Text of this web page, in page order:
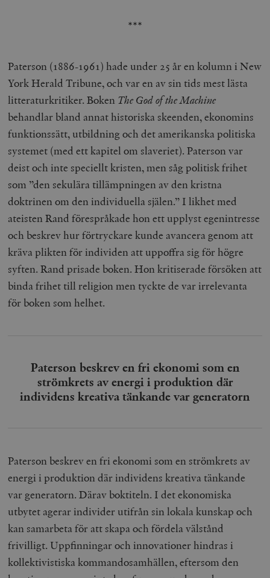
***
Paterson (1886-1961) hade under 25 år en kolumn i New
York Herald Tribune, och var en av sin tids mest lästa
litteraturkritiker. Boken The God of the Machine
behandlar bland annat historiska skeenden, ekonomins
funktionssätt, utbildning och det amerikanska politiska
systemet (med ett kapitel om slaveriet). Paterson var
deist och inte speciellt kristen, men såg politisk frihet
som ”den sekulära tillämpningen av den kristna
doktrinen om den individuella själen.” I likhet med
ateisten Rand förespråkade hon ett upplyst egenintresse
och beskrev hur förtryckare kunde avancera genom att
kräva plikten för individen att uppoffra sig för högre
syften. Rand prisade boken. Hon kritiserade försöken att
binda frihet till religion men tyckte de var irrelevanta
för boken som helhet.
Paterson beskrev en fri ekonomi som en
strömkrets av energi i produktion där
individens kreativa tänkande var generatorn
Paterson beskrev en fri ekonomi som en strömkrets av
energi i produktion där individens kreativa tänkande
var generatorn. Därav boktiteln. I det ekonomiska
utbytet agerar individer utifrån sin lokala kunskap och
kan samarbeta för att skapa och fördela välstånd
frivilligt. Uppfinningar och innovationer hindras i
kollektivistiska kommandosamhällen, eftersom den